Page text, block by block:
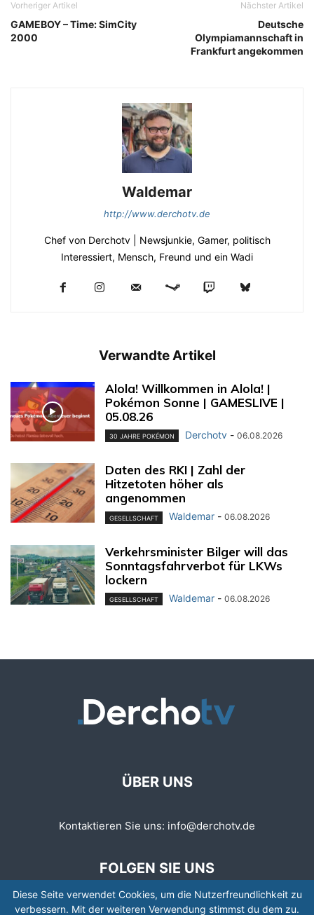
Vorheriger Artikel
GAMEBOY – Time: SimCity
2000
Nächster Artikel
Deutsche
Olympiamannschaft in
Frankfurt angekommen
Waldemar
http://www.derchotv.de
Chef von Derchotv | Newsjunkie, Gamer, politisch
Interessiert, Mensch, Freund und ein Wadi
Verwandte Artikel
Alola! Willkommen in Alola! |
Pokémon Sonne | GAMESLIVE |
05.08.26
30 JAHRE POKÉMON Derchotv - 06.08.2026
Daten des RKI | Zahl der
Hitzetoten höher als
angenommen
GESELLSCHAFT Waldemar - 06.08.2026
Verkehrsminister Bilger will das
Sonntagsfahrverbot für LKWs
lockern
GESELLSCHAFT Waldemar - 06.08.2026
ÜBER UNS
Kontaktieren Sie uns: info@derchotv.de
FOLGEN SIE UNS
Diese Seite verwendet Cookies, um die Nutzerfreundlichkeit zu
verbessern. Mit der weiteren Verwendung stimmst du dem zu.